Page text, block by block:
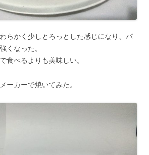
らかく少しとろっとした感じになり、パ
くなった。
食べるよりも美味しい。
ーカーで焼いてみた。